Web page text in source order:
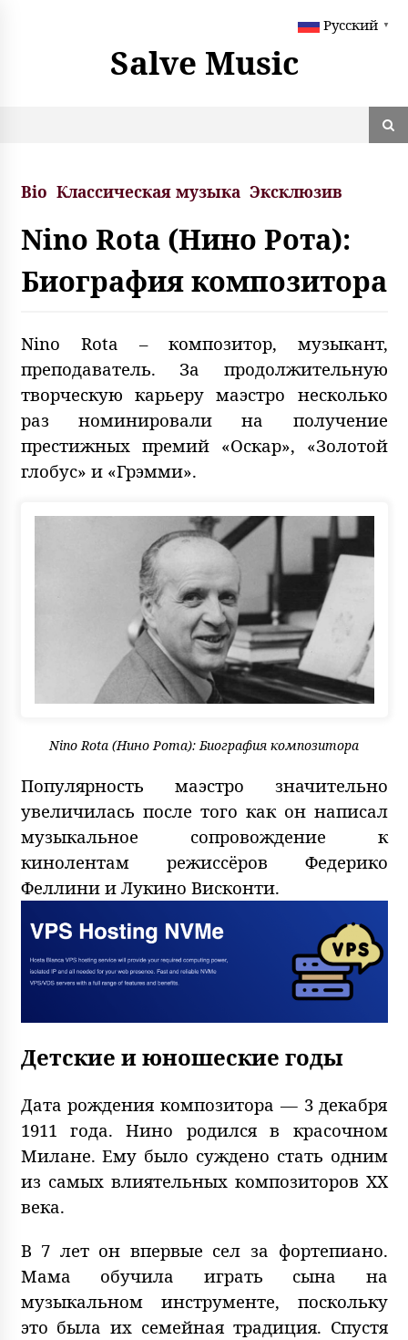
Salve Music
Bio Классическая музыка Эксклюзив
Nino Rota (Нино Рота):
Биография композитора
Nino Rota – композитор, музыкант,
преподаватель. За продолжительную
творческую карьеру маэстро несколько
раз номинировали на получение
престижных премий «Оскар», «Золотой
глобус» и «Грэмми».
Nino Rota (Нино Рота): Биография композитора
Популярность маэстро значительно
увеличилась после того как он написал
музыкальное сопровождение к
кинолентам режиссёров Федерико
Феллини и Лукино Висконти.
Детские и юношеские годы
Дата рождения композитора — 3 декабря
1911 года. Нино родился в красочном
Милане. Ему было суждено стать одним
из самых влиятельных композиторов XX
века.
В 7 лет он впервые сел за фортепиано.
Мама обучила играть сына на
музыкальном инструменте, поскольку
это была их семейная традиция. Спустя
Русский ▼